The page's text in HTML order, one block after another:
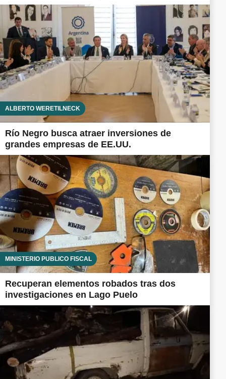
ALBERTO WERETILNECK
Río Negro busca atraer inversiones de
grandes empresas de EE.UU.
MINISTERIO PÚBLICO FISCAL
Recuperan elementos robados tras dos
investigaciones en Lago Puelo